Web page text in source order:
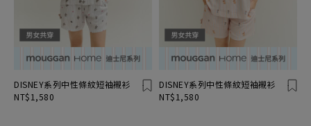
DISNEY系列中性條紋短袖襯衫
NT$1,580
DISNEY系列中性條紋短袖襯衫
NT$1,580